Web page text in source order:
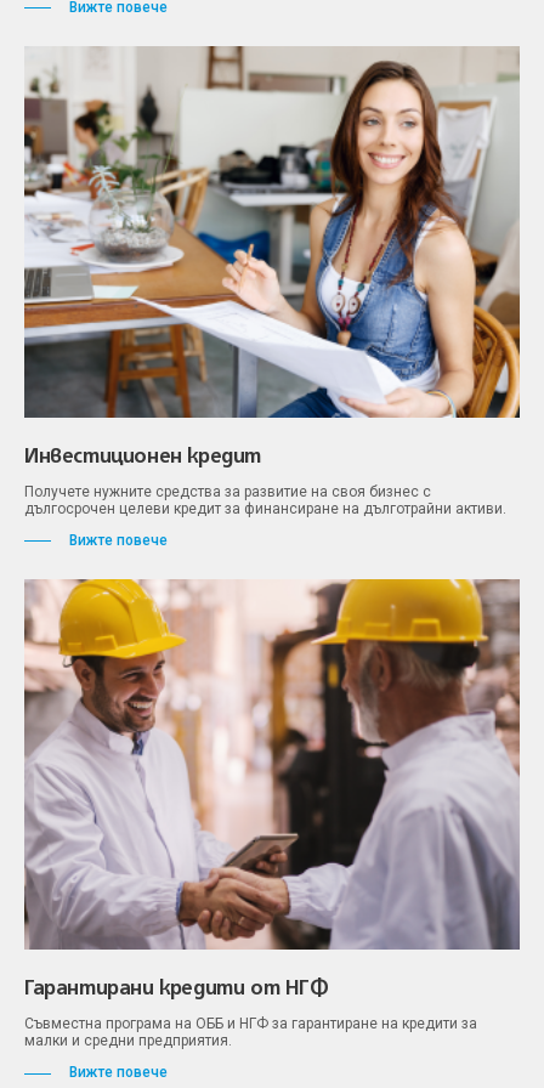
Вижте повече
Инвестиционен кредит
Получете нужните средства за развитие на своя бизнес с
дългосрочен целеви кредит за финансиране на дълготрайни активи.
Вижте повече
Гарантирани кредити от НГФ
Съвместна програма на ОББ и НГФ за гарантиране на кредити за
малки и средни предприятия.
Вижте повече